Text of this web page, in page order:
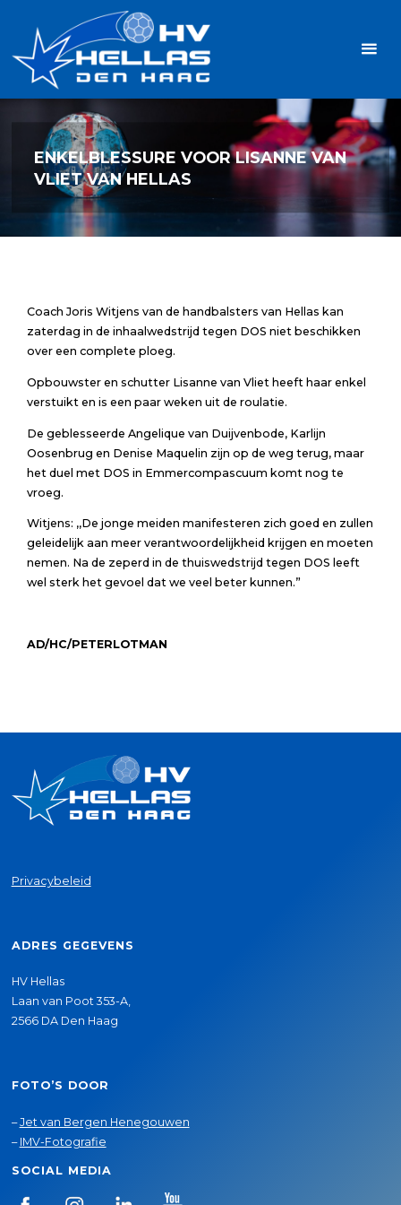
inhoud
ENKELBLESSURE VOOR LISANNE VAN
VLIET VAN HELLAS
Coach Joris Witjens van de handbalsters van Hellas kan
zaterdag in de inhaalwedstrijd tegen DOS niet beschikken
over een complete ploeg.
Opbouwster en schutter Lisanne van Vliet heeft haar enkel
verstuikt en is een paar weken uit de roulatie.
De geblesseerde Angelique van Duijvenbode, Karlijn
Oosenbrug en Denise Maquelin zijn op de weg terug, maar
het duel met DOS in Emmercompascuum komt nog te
vroeg.
Witjens: ,,De jonge meiden manifesteren zich goed en zullen
geleidelijk aan meer verantwoordelijkheid krijgen en moeten
nemen. Na de zeperd in de thuiswedstrijd tegen DOS leeft
wel sterk het gevoel dat we veel beter kunnen.”
AD/HC/PETERLOTMAN
Privacybeleid
ADRES GEGEVENS
HV Hellas
Laan van Poot 353-A,
2566 DA Den Haag
FOTO’S DOOR
–Jet van Bergen Henegouwen
– IMV-Fotografie
SOCIAL MEDIA